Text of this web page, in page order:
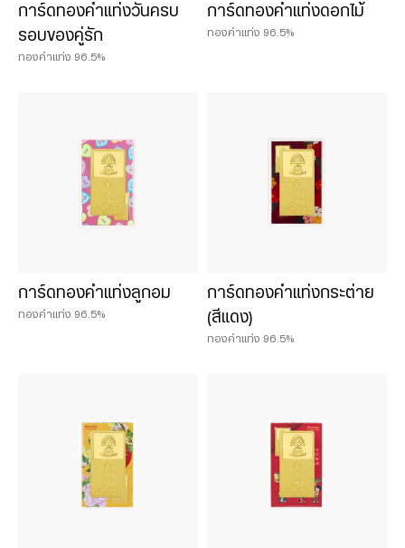
0.075 บาท
0.125 บาท
0.25 บาท
การ์ดทองคำแท่งวันครบ
รอบของคู่รัก
ทองคำแท่ง 96.5%
การ์ดทองคำแท่งดอกไม้
ทองคำแท่ง 96.5%
การ์ดทองคำแท่งลูกอม
ทองคำแท่ง 96.5%
การ์ดทองคำแท่งกระต่าย
(สีแดง)
ทองคำแท่ง 96.5%